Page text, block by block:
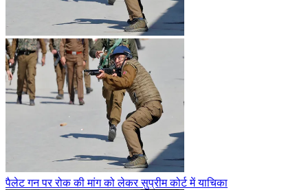
पैलेट गन पर रोक की मांग को लेकर सुप्रीम कोर्ट में याचिका